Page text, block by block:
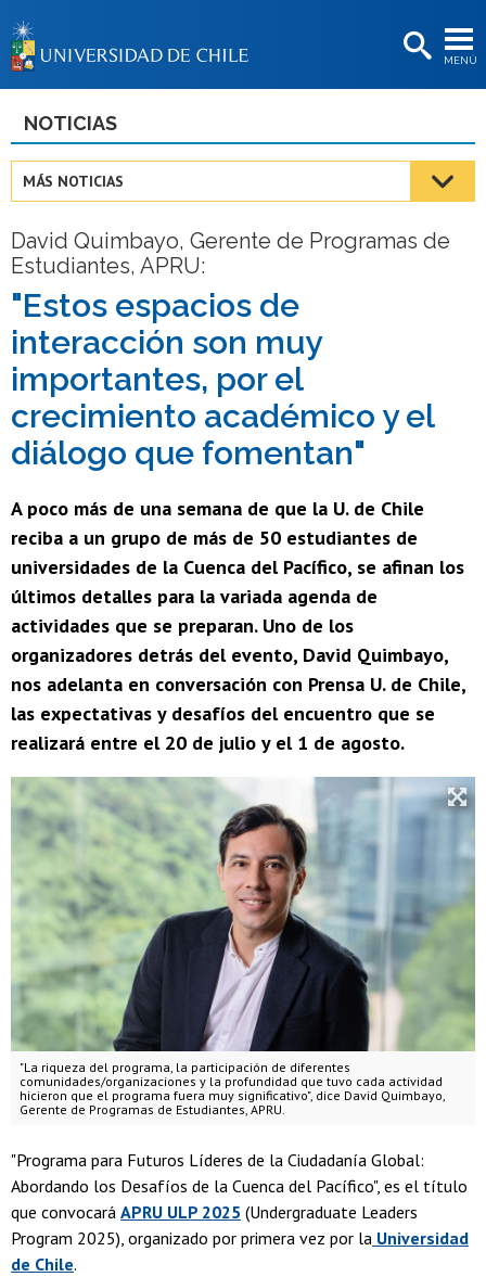
MENÚ
BIBLIOTECAS
Estudiantes
Académicas/os
Funcionarias/os
Egresadas/os
NOTICIAS
MÁS NOTICIAS
David Quimbayo, Gerente de Programas de
Estudiantes, APRU:
"Estos espacios de
interacción son muy
importantes, por el
crecimiento académico y el
diálogo que fomentan"
A poco más de una semana de que la U. de Chile
reciba a un grupo de más de 50 estudiantes de
universidades de la Cuenca del Pacífico, se afinan los
últimos detalles para la variada agenda de
actividades que se preparan. Uno de los
organizadores detrás del evento, David Quimbayo,
nos adelanta en conversación con Prensa U. de Chile,
las expectativas y desafíos del encuentro que se
realizará entre el 20 de julio y el 1 de agosto.
"La riqueza del programa, la participación de diferentes
comunidades/organizaciones y la profundidad que tuvo cada actividad
hicieron que el programa fuera muy significativo", dice David Quimbayo,
Gerente de Programas de Estudiantes, APRU.
"Programa para Futuros Líderes de la Ciudadanía Global:
Abordando los Desafíos de la Cuenca del Pacífico", es el título
que convocará APRU ULP 2025 (Undergraduate Leaders
Program 2025), organizado por primera vez por la Universidad
de Chile.